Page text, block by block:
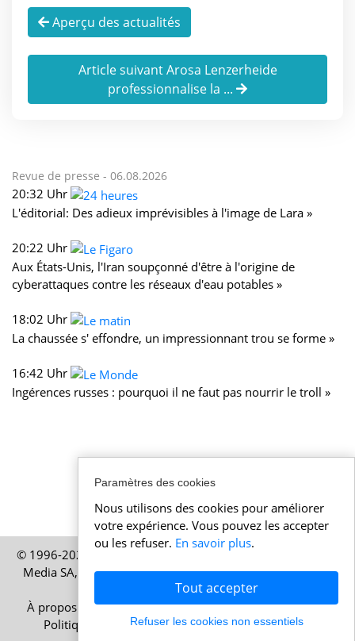
Aperçu des actualités
Article suivant Arosa Lenzerheide
professionnalise la ...
Revue de presse - 06.08.2026
20:32 Uhr
L'éditorial: Des adieux imprévisibles à l'image de Lara »
20:22 Uhr
Aux États-Unis, l'Iran soupçonné d'être à l'origine de
cyberattaques contre les réseaux d'eau potables »
18:02 Uhr
La chaussée s' effondre, un impressionnant trou se forme »
16:42 Uhr
Ingérences russes : pourquoi il ne faut pas nourrir le troll »
© 1996-2026 Actualitesuisse.be – Une publication de HELP
Media SA, société basée à Zurich, en Suisse – Tous droits
réservés
À propos| Mentions légales|Conditions d’utilisation|
Politique de cookies|Politique de confidentialité
Paramètres des cookies
Nous utilisons des cookies pour améliorer
votre expérience. Vous pouvez les accepter
ou les refuser. En savoir plus.
Tout accepter
Refuser les cookies non essentiels